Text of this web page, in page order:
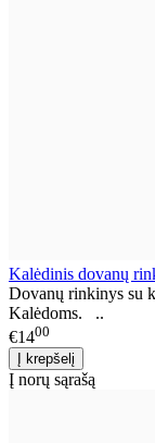
Kalėdinis dovanų
Dovanų rinkinys su
Kalėdoms. ..
€1400
Į norų sąrašą